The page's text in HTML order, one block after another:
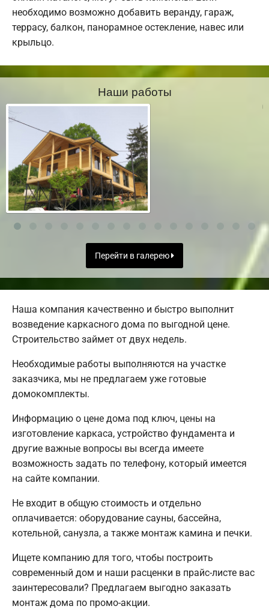
необходимо возможно добавить веранду, гараж,
террасу, балкон, панорамное остекление, навес или
крыльцо.
Наши работы
Перейти в галерею
Наша компания качественно и быстро выполнит
возведение каркасного дома по выгодной цене.
Строительство займет от двух недель.
Необходимые работы выполняются на участке
заказчика, мы не предлагаем уже готовые
домокомплекты.
Информацию о цене дома под ключ, цены на
изготовление каркаса, устройство фундамента и
другие важные вопросы вы всегда имеете
возможность задать по телефону, который имеется
на сайте компании.
Не входит в общую стоимость и отдельно
оплачивается: оборудование сауны, бассейна,
котельной, санузла, а также монтаж камина и печки.
Ищете компанию для того, чтобы построить
современный дом и наши расценки в прайс-листе вас
заинтересовали? Предлагаем выгодно заказать
монтаж дома по промо-акции.